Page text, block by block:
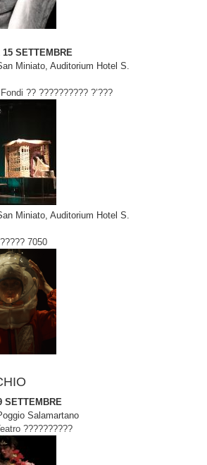
15 SETTEMBRE
Miniato, Auditorium Hotel S.
?? ?????????? ?’???
Miniato, Auditorium Hotel S.
????? 7050
SETTEMBRE
Salamartano
??????????